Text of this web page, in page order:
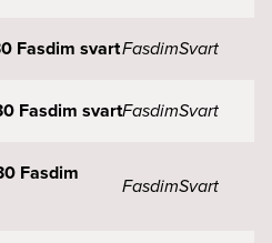
Fasdim svartFasdimSvart
Fasdim svartFasdimSvart
Fasdim
FasdimSvart